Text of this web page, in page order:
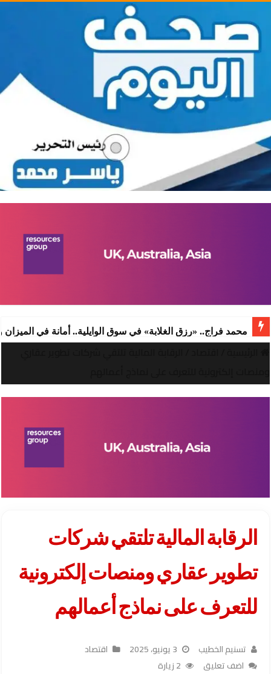
محمد فراج.. «رزق الغلابة» في سوق الوايلية.. أمانة في
الرقابة المالية تلتقي شركات
تطوير عقاري ومنصات إلكترونية
للتعرف على نماذج أعمالهم
تسنيم الخطيب 3 يونيو، 2025
اقتصاد
اضف تعليق
2 زيارة